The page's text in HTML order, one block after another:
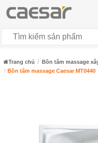
Trang chủ
Bồn tắm massage
Bồn tắm massage Caesar MT0440